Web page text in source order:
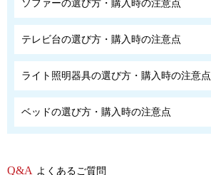
ソファーの選び方・購入時の注意点
テレビ台の選び方・購入時の注意点
ライト照明器具の選び方・購入時の注意点
ベッドの選び方・購入時の注意点
よくあるご質問